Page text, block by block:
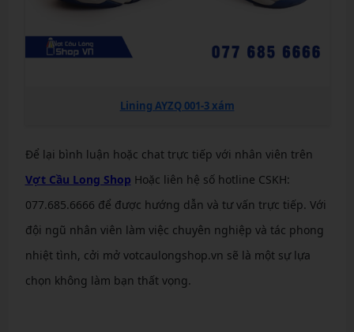
Lining AYZQ 001-3 xám
Để lại bình luận hoặc chat trực tiếp với nhân viên trên
Vợt Cầu Long Shop Hoặc liên hệ số hotline CSKH:
077.685.6666 để được hướng dẫn và tư vấn trực tiếp. Với
đội ngũ nhân viên làm việc chuyên nghiệp và tác phong
nhiệt tình, cởi mở votcaulongshop.vn sẽ là một sự lựa
chọn không làm bạn thất vọng.